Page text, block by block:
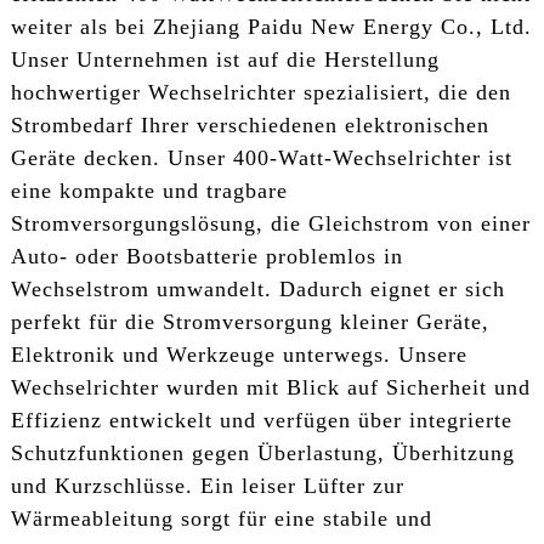
weiter als bei Zhejiang Paidu New Energy Co., Ltd.
Unser Unternehmen ist auf die Herstellung
hochwertiger Wechselrichter spezialisiert, die den
Strombedarf Ihrer verschiedenen elektronischen
Geräte decken. Unser 400-Watt-Wechselrichter ist
eine kompakte und tragbare
Stromversorgungslösung, die Gleichstrom von einer
Auto- oder Bootsbatterie problemlos in
Wechselstrom umwandelt. Dadurch eignet er sich
perfekt für die Stromversorgung kleiner Geräte,
Elektronik und Werkzeuge unterwegs. Unsere
Wechselrichter wurden mit Blick auf Sicherheit und
Effizienz entwickelt und verfügen über integrierte
Schutzfunktionen gegen Überlastung, Überhitzung
und Kurzschlüsse. Ein leiser Lüfter zur
Wärmeableitung sorgt für eine stabile und